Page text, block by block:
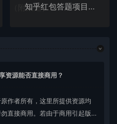
知乎红包答题项目 一单5-20元 无脑搬运 轻松日入100+
资源能否直接商用？
作者所有，这里所提供资源均
直接商用。若由于商用引起版